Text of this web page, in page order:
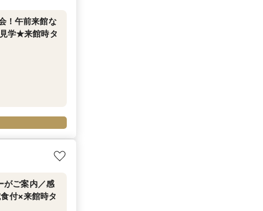
！午前来館な
学★来館時タ
がご案内／感
付×来館時タ